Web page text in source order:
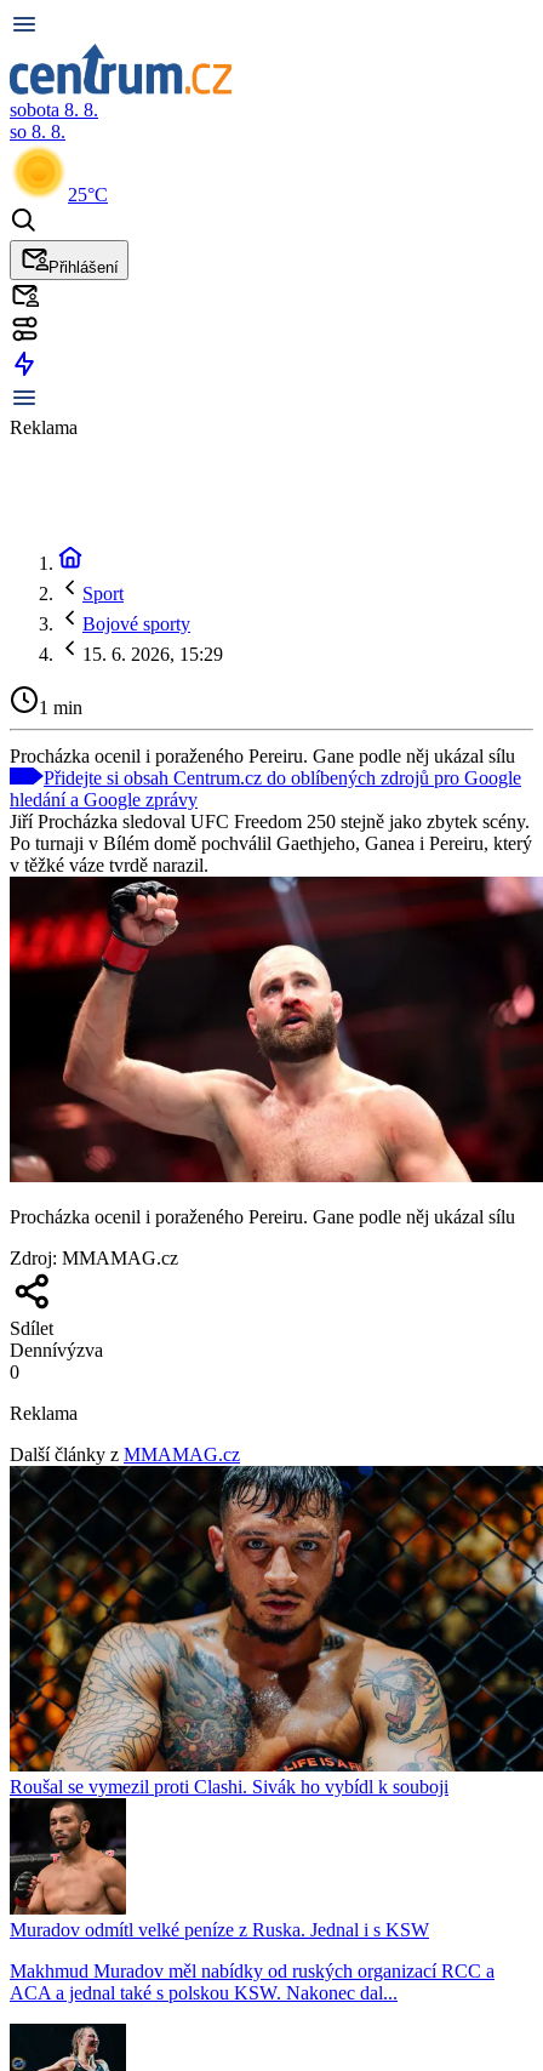
sobota 8. 8.
so 8. 8.
25°C
Přihlášení
Reklama
Sport
Bojové sporty
15. 6. 2026, 15:29
1 min
Procházka ocenil i poraženého Pereiru. Gane podle něj ukázal sílu
Přidejte si obsah Centrum.cz do oblíbených zdrojů pro Google
hledání a Google zprávy
Jiří Procházka sledoval UFC Freedom 250 stejně jako zbytek scény.
Po turnaji v Bílém domě pochválil Gaethjeho, Ganea i Pereiru, který
v těžké váze tvrdě narazil.
Procházka ocenil i poraženého Pereiru. Gane podle něj ukázal sílu
Zdroj: MMAMAG.cz
Sdílet
Dennívýzva
0
Reklama
Další články z MMAMAG.cz
Roušal se vymezil proti Clashi. Sivák ho vybídl k souboji
Muradov odmítl velké peníze z Ruska. Jednal i s KSW
Makhmud Muradov měl nabídky od ruských organizací RCC a
ACA a jednal také s polskou KSW. Nakonec dal...